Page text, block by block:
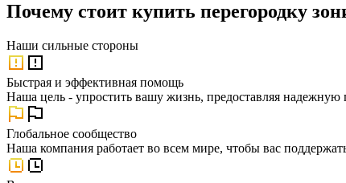
Почему стоит купить перегородку
Наши сильные стороны
Быстрая и эффективная помощь
Наша цель - упростить вашу жизнь, предоставляя надежную
Глобальное сообщество
Наша компания работает во всем мире, чтобы вас